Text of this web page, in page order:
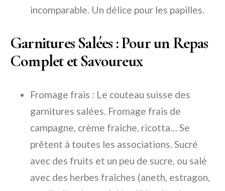
incomparable. Un délice pour les papilles.
Garnitures Salées : Pour un Repas
Complet et Savoureux
Fromage frais : Le couteau suisse des
garnitures salées. Fromage frais de
campagne, crème fraîche, ricotta… Se
prêtent à toutes les associations. Sucré
avec des fruits et un peu de sucre, ou salé
avec des herbes fraîches (aneth, estragon,